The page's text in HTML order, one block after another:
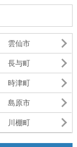
雲仙市
長与町
時津町
島原市
川棚町